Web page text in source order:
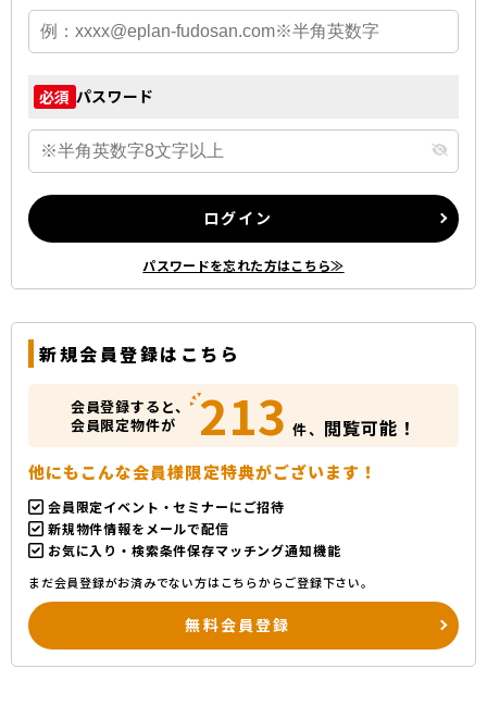
必須 パスワード
ログイン
パスワードを忘れた方はこちら≫
新規会員登録はこちら
会員登録すると、
会員限定物件が
213 件、 閲覧可能！
他にもこんな会員様限定特典がございます！
会員限定イベント・セミナーにご招待
新規物件情報をメールで配信
お気に入り・検索条件保存マッチング通知機能
まだ会員登録がお済みでない方はこちらからご登録下さい。
無料会員登録